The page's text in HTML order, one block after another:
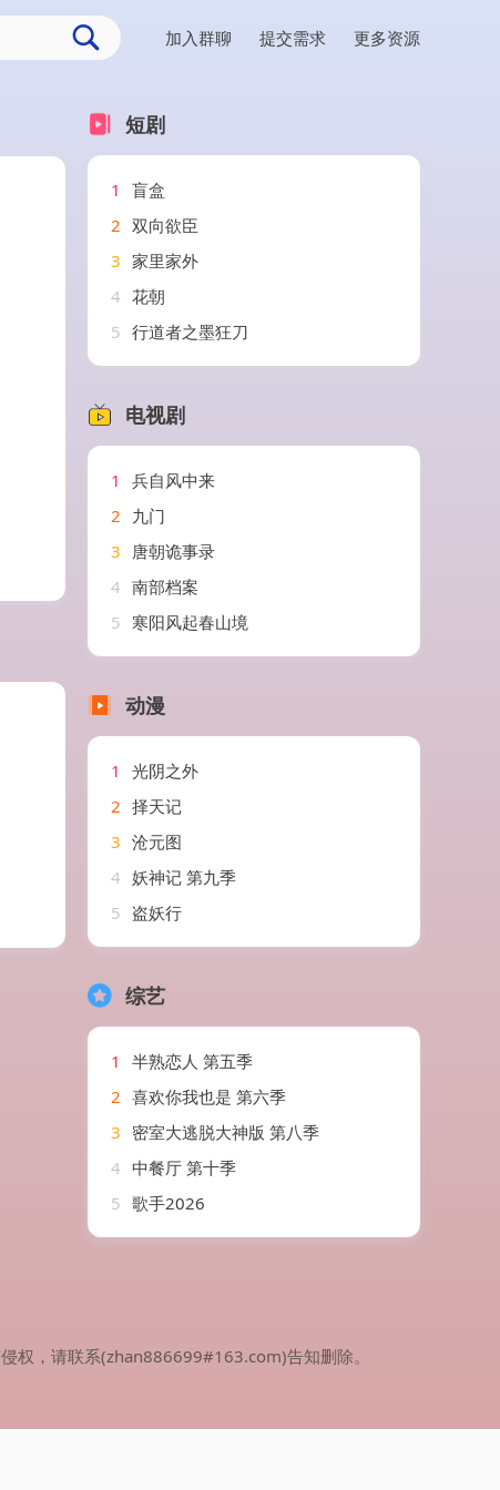
加入群聊 提交需求 更多资源
短剧
1
盲盒
2 双向欲臣
3 家里家外
4 花朝
5 行道者之墨狂刀
电视剧
1
兵自风中来
2 九门
3 唐朝诡事录
4 南部档案
5 寒阳风起春山境
动漫
1
光阴之外
2 择天记
3 沧元图
4 妖神记 第九季
5 盗妖行
综艺
1
半熟恋人 第五季
2 喜欢你我也是 第六季
3 密室大逃脱大神版 第八季
4 中餐厅 第十季
5 歌手2026
权，请联系(zhan886699#163.com)告知删除。